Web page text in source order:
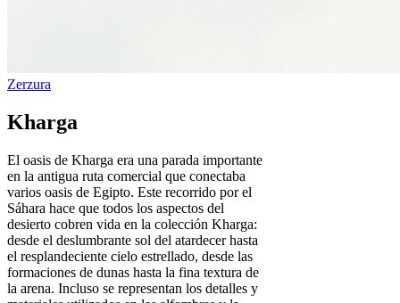
Kharga
El oasis de Kharga era una parada importante
en la antigua ruta comercial que conectaba
varios oasis de Egipto. Este recorrido por el
Sáhara hace que todos los aspectos del
desierto cobren vida en la colección Kharga:
desde el deslumbrante sol del atardecer hasta
el resplandeciente cielo estrellado, desde las
formaciones de dunas hasta la fina textura de
la arena. Incluso se representan los detalles y